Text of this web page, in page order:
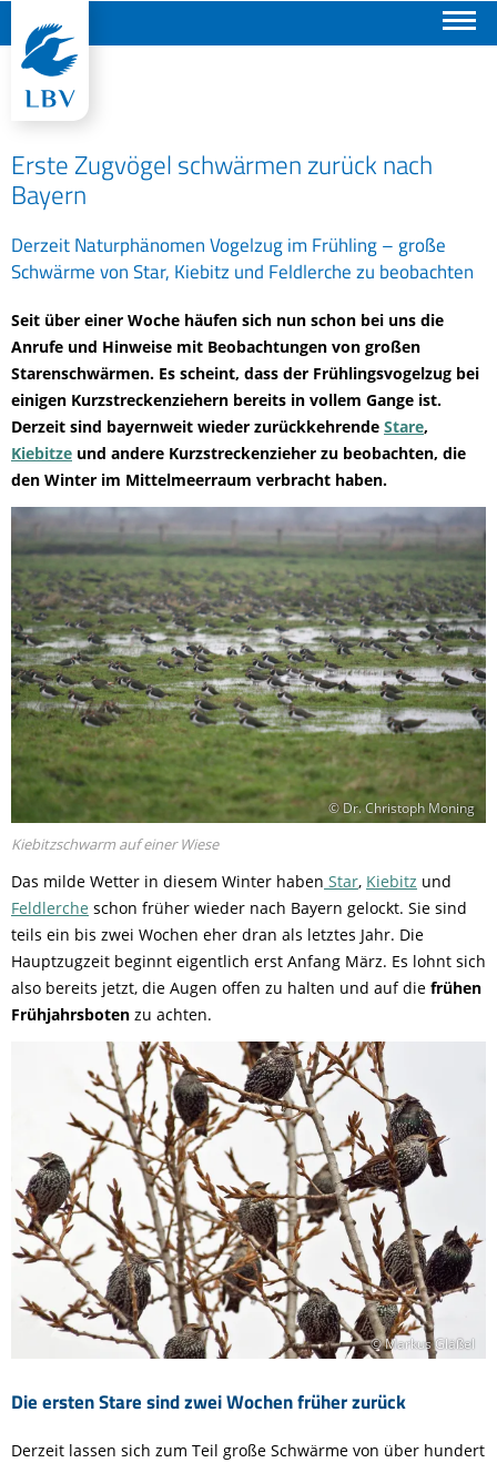
Erste Zugvögel schwärmen zurück nach
Bayern
Derzeit Naturphänomen Vogelzug im Frühling – große
Schwärme von Star, Kiebitz und Feldlerche zu beobachten
Seit über einer Woche häufen sich nun schon bei uns die
Anrufe und Hinweise mit Beobachtungen von großen
Starenschwärmen. Es scheint, dass der Frühlingsvogelzug bei
einigen Kurzstreckenziehern bereits in vollem Gange ist.
Derzeit sind bayernweit wieder zurückkehrende Stare,
Kiebitze und andere Kurzstreckenzieher zu beobachten, die
den Winter im Mittelmeerraum verbracht haben.
© Dr. Christoph Moning
Kiebitzschwarm auf einer Wiese
Das milde Wetter in diesem Winter haben Star, Kiebitz und
Feldlerche schon früher wieder nach Bayern gelockt. Sie sind
teils ein bis zwei Wochen eher dran als letztes Jahr. Die
Hauptzugzeit beginnt eigentlich erst Anfang März. Es lohnt sich
also bereits jetzt, die Augen offen zu halten und auf die frühen
Frühjahrsboten zu achten.
Die ersten Stare sind zwei Wochen früher zurück
© Markus Gläßel
Derzeit lassen sich zum Teil große Schwärme von über hundert